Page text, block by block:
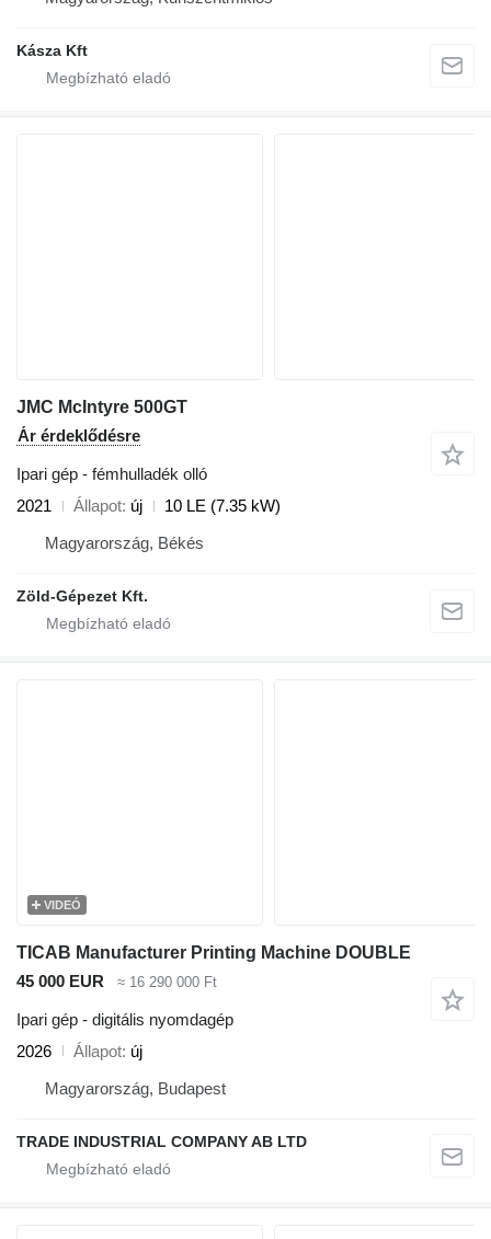
Kásza Kft
JMC McIntyre 500GT
Ár érdeklődésre
Ipari gép - fémhulladék olló
2021
Állapot új
10 LE (7.35 kW)
Magyarország, Békés
Zöld-Gépezet Kft.
VIDEÓ
TICAB Manufacturer Printing Machine DOUBLE
45 000 EUR
≈ 16 290 000 Ft
Ipari gép - digitális nyomdagép
2026
Állapot új
Magyarország, Budapest
TRADE INDUSTRIAL COMPANY AB LTD